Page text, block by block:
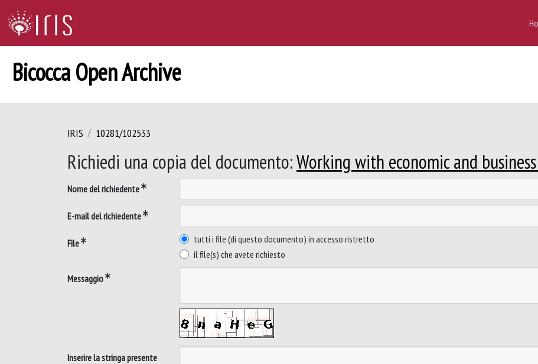
Bicocca Open Archive
IRIS 10281/102533
Richiedi una copia del documento:Working with economic and
Nome del richiedente
E-mail del richiedente
File
tutti i file (di questo documento) in accesso ristretto
il file(s) che avete richiesto
Messaggio
Inserire la stringa presente